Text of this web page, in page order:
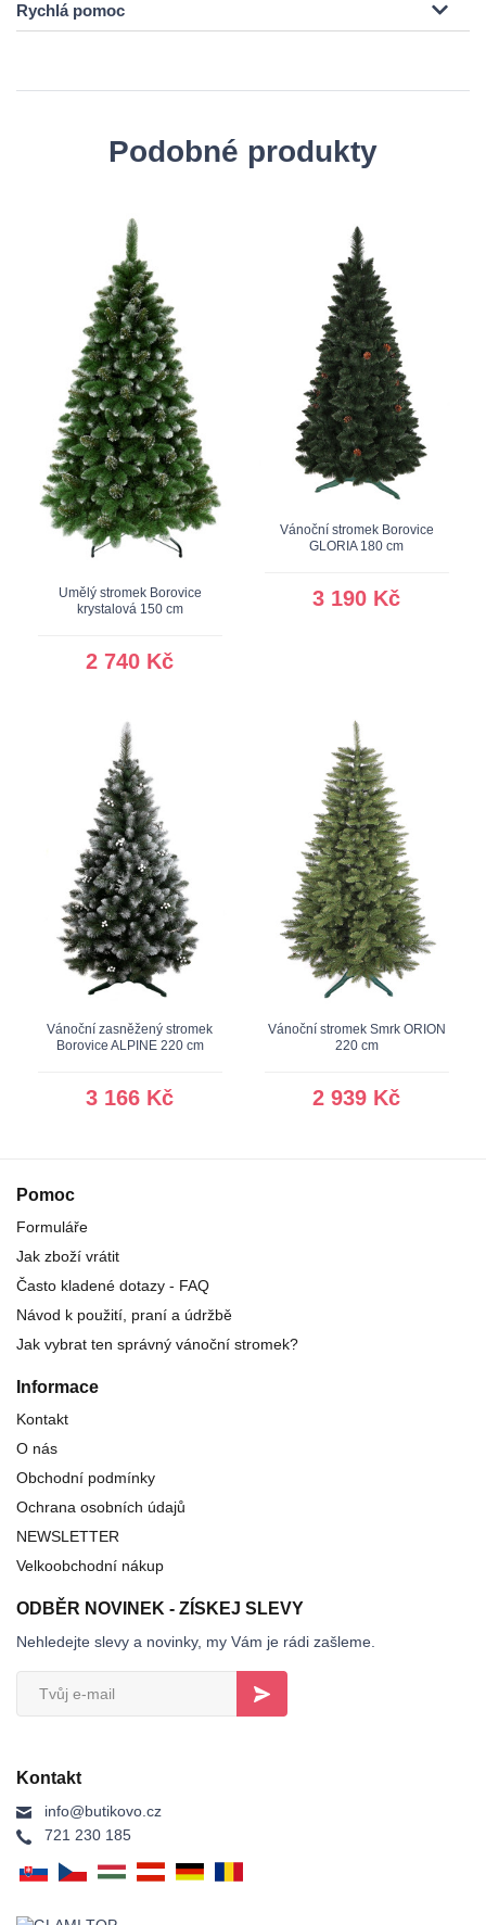
Rychlá pomoc
Podobné produkty
Umělý stromek Borovice
krystalová 150 cm
2 740 Kč
Vánoční stromek Borovice
GLORIA 180 cm
3 190 Kč
Vánoční zasněžený stromek
Borovice ALPINE 220 cm
3 166 Kč
Vánoční stromek Smrk ORION
220 cm
2 939 Kč
Pomoc
Formuláře
Jak zboží vrátit
Často kladené dotazy - FAQ
Návod k použití, praní a údržbě
Jak vybrat ten správný vánoční stromek?
Informace
Kontakt
O nás
Obchodní podmínky
Ochrana osobních údajů
NEWSLETTER
Velkoobchodní nákup
ODBĚR NOVINEK - ZÍSKEJ SLEVY
Nehledejte slevy a novinky, my Vám je rádi zašleme.
Kontakt
info@butikovo.cz
721 230 185